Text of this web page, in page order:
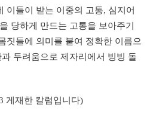
이들이 받는 이중의 고통, 심지어
당하게 만드는 고통을 보아주기
짓들에 의미를 붙여 정확한 이름으
두려움으로 제자리에서 빙빙 돌
게재한 칼럼입니다)​